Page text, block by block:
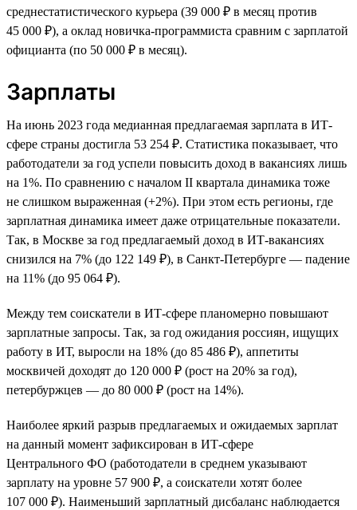
среднестатистического курьера (39 000 ₽ в месяц против
45 000 ₽), а оклад новичка-программиста сравним с зарплатой
официанта (по 50 000 ₽ в месяц).
Зарплаты
На июнь 2023 года медианная предлагаемая зарплата в ИТ-
сфере страны достигла 53 254 ₽. Статистика показывает, что
работодатели за год успели повысить доход в вакансиях лишь
на 1%. По сравнению с началом II квартала динамика тоже
не слишком выраженная (+2%). При этом есть регионы, где
зарплатная динамика имеет даже отрицательные показатели.
Так, в Москве за год предлагаемый доход в ИТ-вакансиях
снизился на 7% (до 122 149 ₽), в Санкт-Петербурге — падение
на 11% (до 95 064 ₽).
Между тем соискатели в ИТ-сфере планомерно повышают
зарплатные запросы. Так, за год ожидания россиян, ищущих
работу в ИТ, выросли на 18% (до 85 486 ₽), аппетиты
москвичей доходят до 120 000 ₽ (рост на 20% за год),
петербуржцев — до 80 000 ₽ (рост на 14%).
Наиболее яркий разрыв предлагаемых и ожидаемых зарплат
на данный момент зафиксирован в ИТ-сфере
Центрального ФО (работодатели в среднем указывают
зарплату на уровне 57 900 ₽, а соискатели хотят более
107 000 ₽). Наименьший зарплатный дисбаланс наблюдается